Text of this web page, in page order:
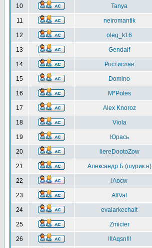
10 Tanya
11 neiromantik
12 oleg_k16
13 Gendalf
14 Ростислав
15 Domino
16 M*Potes
17 Alex Knoroz
18 Viola
19 Юрась
20 liereDootoZow
21 Александр.Б (шурик.н)
22 !Aocw
23 AlfVal
24 evalarkechalt
25 Zmicier
26 !!!Aqsn!!!